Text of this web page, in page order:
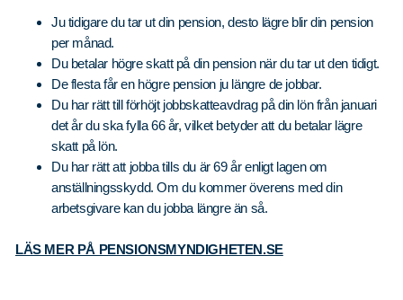
Ju tidigare du tar ut din pension, desto lägre blir din pension
per månad.
Du betalar högre skatt på din pension när du tar ut den tidigt.
De flesta får en högre pension ju längre de jobbar.
Du har rätt till förhöjt jobbskatteavdrag på din lön från januari
det år du ska fylla 66 år, vilket betyder att du betalar lägre
skatt på lön.
Du har rätt att jobba tills du är 69 år enligt lagen om
anställningsskydd. Om du kommer överens med din
arbetsgivare kan du jobba längre än så.
LÄS MER PÅ PENSIONSMYNDIGHETEN.SE